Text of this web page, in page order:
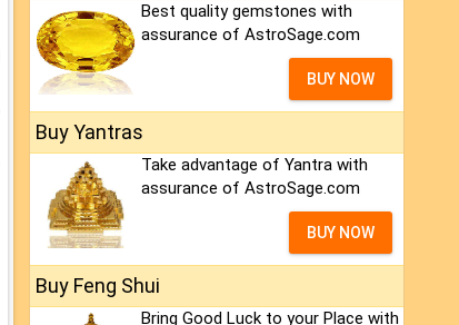
Best quality gemstones with
assurance of AstroSage.com
BUY NOW
Buy Yantras
Take advantage of Yantra with
assurance of AstroSage.com
BUY NOW
Buy Feng Shui
Bring Good Luck to your Place with